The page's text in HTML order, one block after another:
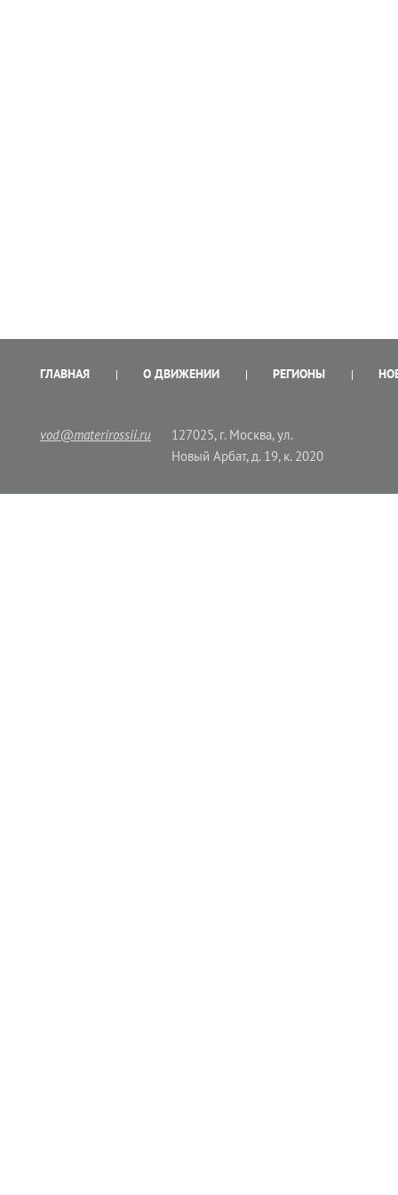
ГЛАВНАЯ О ДВИЖЕНИИ РЕГИОНЫ
vod@materirossii.ru
127025, г. Москва, ул.
Новый Арбат, д. 19, к. 2020